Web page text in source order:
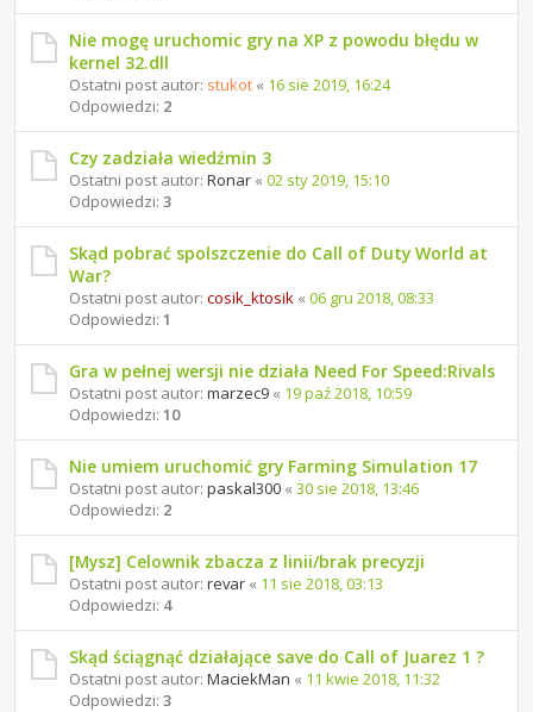
Nie mogę uruchomic gry na XP z powodu błędu w
kernel 32.dll
Ostatni post autor: stukot « 16 sie 2019, 16:24
Odpowiedzi: 2
Czy zadziała wiedźmin 3
Ostatni post autor: Ronar « 02 sty 2019, 15:10
Odpowiedzi: 3
Skąd pobrać spolszczenie do Call of Duty World at
War?
Ostatni post autor: cosik_ktosik « 06 gru 2018, 08:33
Odpowiedzi: 1
Gra w pełnej wersji nie działa Need For Speed:Rivals
Ostatni post autor: marzec9 « 19 paź 2018, 10:59
Odpowiedzi: 10
Nie umiem uruchomić gry Farming Simulation 17
Ostatni post autor: paskal300 « 30 sie 2018, 13:46
Odpowiedzi: 2
[Mysz] Celownik zbacza z linii/brak precyzji
Ostatni post autor: revar « 11 sie 2018, 03:13
Odpowiedzi: 4
Skąd ściągnąć działające save do Call of Juarez 1 ?
Ostatni post autor: MaciekMan « 11 kwie 2018, 11:32
Odpowiedzi: 3